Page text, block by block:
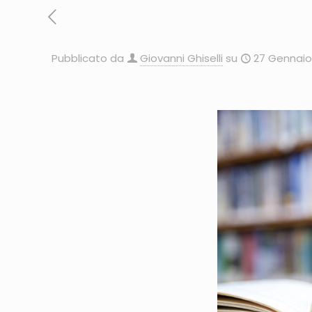
Pubblicato da Giovanni Ghiselli su 27